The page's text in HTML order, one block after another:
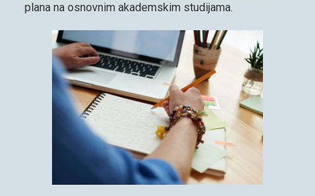
plana na osnovnim akademskim studijama.